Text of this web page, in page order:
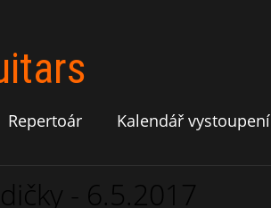
Repertoár Kalendář vystoupení
- 6.5.2017